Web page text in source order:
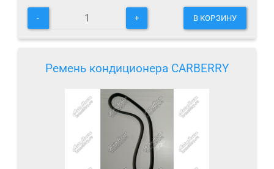
- + В КОРЗИНУ
Ремень кондиционера CARBERRY